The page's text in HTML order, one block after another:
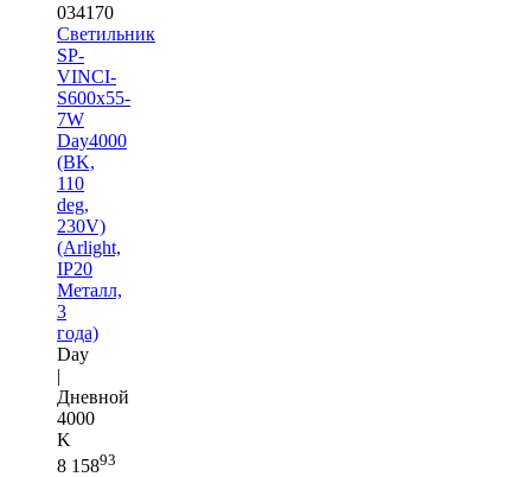
034170
Светильник
SP-
VINCI-
S600x55-
7W
Day4000
(BK,
110
deg,
230V)
(Arlight,
IP20
Металл,
3
года)
Day
|
Дневной
4000
K
8 15893